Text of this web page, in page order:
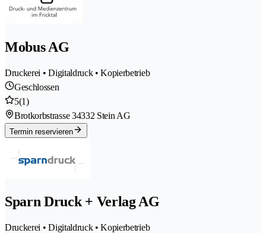
Mobus AG
Druckerei • Digitaldruck • Kopierbetrieb
Geschlossen
5(1)
Brotkorbstrasse 34332 Stein AG
Termin reservieren
Sparn Druck + Verlag AG
Druckerei • Digitaldruck • Kopierbetrieb